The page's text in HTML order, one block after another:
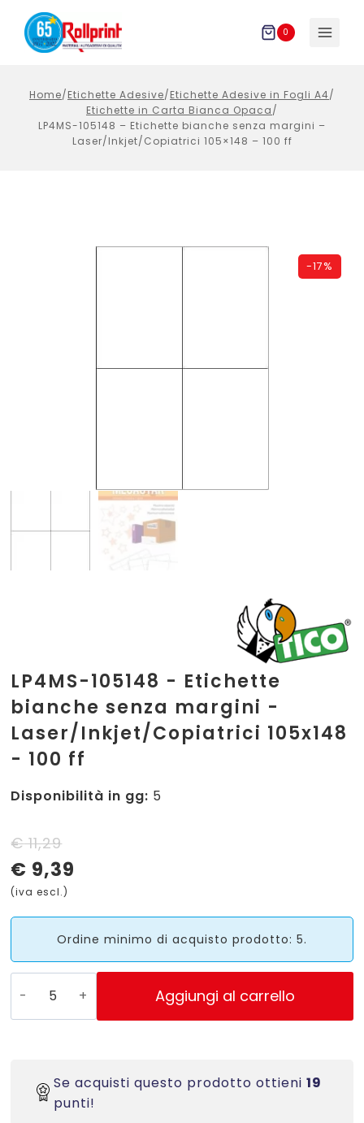
Salta
contenuto
0
Home/Etichette Adesive/Etichette Adesive in Fogli A4/
Etichette in Carta Bianca Opaca/
LP4MS-105148 – Etichette bianche senza margini –
Laser/Inkjet/Copiatrici 105×148 – 100 ff
-17%
LP4MS-105148 - Etichette
bianche senza margini -
Laser/Inkjet/Copiatrici 105x148
- 100 ff
Disponibilità in gg: 5
€11,29
Il
prezzo
originale
€ 11,29.
€ 9,39
Il
prezzo
attuale
€ 9,39.
(iva escl.)
Ordine minimo di acquisto prodotto: 5.
LP4MS-
senza
margini
Aggiungi al carrello
Se acquisti questo prodotto ottieni19
punti!